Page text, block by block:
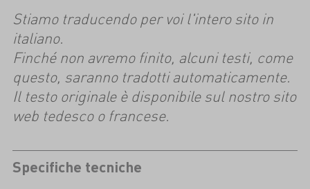
Stiamo traducendo per voi l'intero sito in
italiano.
Finché non avremo finito, alcuni testi, come
questo, saranno tradotti automaticamente.
Il testo originale è disponibile sul nostro sito
web tedesco o francese.
Specifiche tecniche